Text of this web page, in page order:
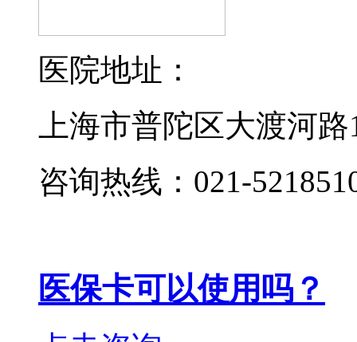
医院地址：
上海市普陀区大渡河
咨询热线：021-
医保卡可以使用吗？